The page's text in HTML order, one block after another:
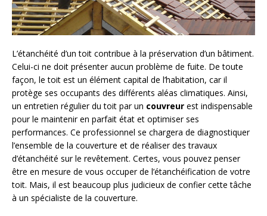
L’étanchéité d’un toit contribue à la préservation d’un bâtiment.
Celui-ci ne doit présenter aucun problème de fuite. De toute
façon, le toit est un élément capital de l’habitation, car il
protège ses occupants des différents aléas climatiques. Ainsi,
un entretien régulier du toit par un couvreur est indispensable
pour le maintenir en parfait état et optimiser ses
performances. Ce professionnel se chargera de diagnostiquer
l’ensemble de la couverture et de réaliser des travaux
d’étanchéité sur le revêtement. Certes, vous pouvez penser
être en mesure de vous occuper de l’étanchéification de votre
toit. Mais, il est beaucoup plus judicieux de confier cette tâche
à un spécialiste de la couverture.